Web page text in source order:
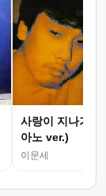
사랑이 지나가면
아노 ver.)
이문세